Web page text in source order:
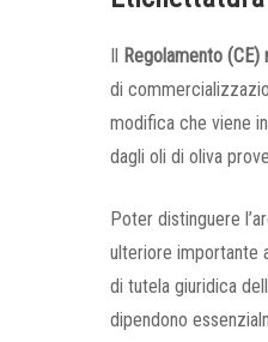
Il Regolamento
di
modifica che viene
dagli oli di oliva
Poter distinguere
ulteriore importante
di tutela giuridica
dipendono